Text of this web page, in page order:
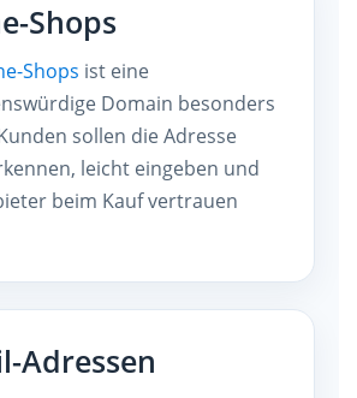
Shops
Shops ist eine
Domain besonders
sollen die Adresse
leicht eingeben und
beim Kauf vertrauen
Adressen